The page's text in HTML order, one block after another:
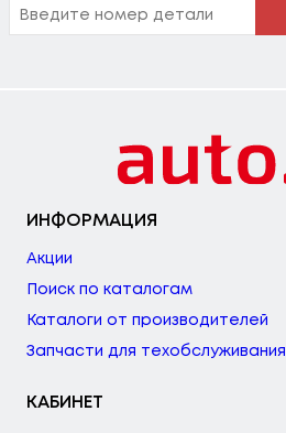
ИНФОРМАЦИЯ
Акции
Поиск по каталогам
Каталоги от производителей
Запчасти для техобслуживания
КАБИНЕТ